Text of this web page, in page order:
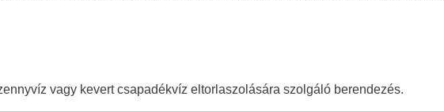
vagy kevert csapadékvíz eltorlaszolására szolgáló berendezés.